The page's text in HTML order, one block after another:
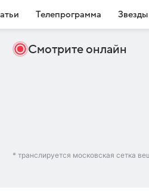
Телепрограмма Звезды
Смотрите онлайн
* транслируется московская сетка